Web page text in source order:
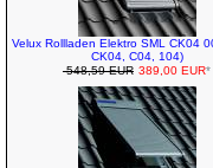
Velux Rollladen Elektro SML CK04
CK04, C04, 104)
548,59 EUR 389,00 EUR*